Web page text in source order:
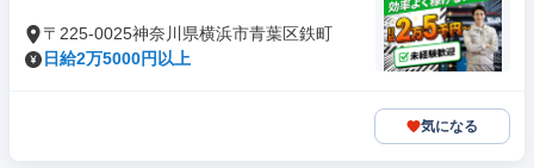
〒225-0025神奈川県横浜市青葉区鉄町
日給2万5000円以上
気になる